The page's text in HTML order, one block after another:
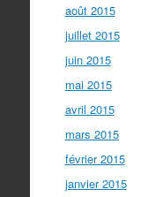
août 2015
juillet 2015
juin 2015
mai 2015
avril 2015
mars 2015
février 2015
janvier 2015